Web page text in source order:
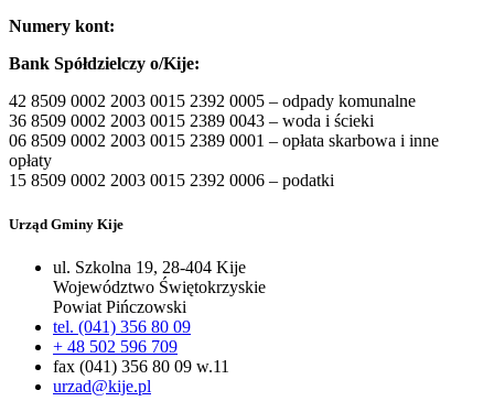
Numery kont:
Bank Spółdzielczy o/Kije:
42 8509 0002 2003 0015 2392 0005 – odpady komunalne
36 8509 0002 2003 0015 2389 0043 – woda i ścieki
06 8509 0002 2003 0015 2389 0001 – opłata skarbowa i inne
opłaty
15 8509 0002 2003 0015 2392 0006 – podatki
Urząd Gminy Kije
ul. Szkolna 19, 28-404 Kije
Województwo Świętokrzyskie
Powiat Pińczowski
tel. (041) 356 80 09
+ 48 502 596 709
fax (041) 356 80 09 w.11
urzad@kije.pl